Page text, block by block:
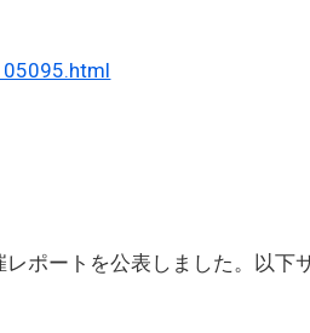
ートを公表しました。以下